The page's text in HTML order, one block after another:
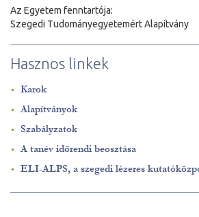
Az Egyetem fenntartója:
Szegedi Tudományegyetemért Alapítvány
Hasznos linkek
Karok
Alapítványok
Szabályzatok
A tanév időrendi beosztása
ELI-ALPS, a szegedi lézeres